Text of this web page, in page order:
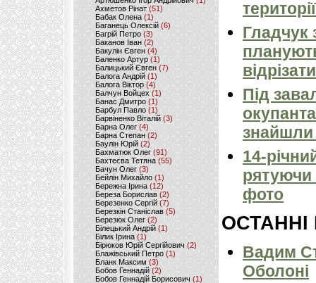
Ахметов Рінат(51)
Бабак Олена(1)
Баганець Олексій(6)
Багрій Петро (3)
Баканов Іван(2)
Бакулін Євген (4)
Баленко Артур(1)
Балицький Євген(7)
Балога Андрій (1)
Балога Віктор (4)
Балчун Войцех (1)
Банас Дмитро (1)
Барбул Павло(1)
Барвіненко Віталій(3)
Барна Олег (4)
Барна Степан (2)
Баулін Юрій (2)
Бахматюк Олег (91)
Бахтеєва Тетяна(55)
Бачун Олег (3)
Бейлін Михайло (1)
Бережна Ірина(12)
Береза Борислав(2)
Березенко Сергій (7)
Березкін Станіслав (5)
Березюк Олег(2)
Білецький Андрій (1)
Білик Ірина (1)
Бірюков Юрій Сергійович (2)
Блажівський Петро (1)
Бланк Максим(3)
Бобов Геннадій (2)
Бобов Геннадій Борисович (1)
Гладчук
Під
знайшли
14-
рятуючи
фото
ОСТАННІ
Вадим
Оболоні